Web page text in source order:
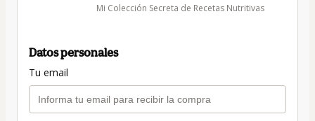
Mi Colección Secreta de Recetas Nutritivas
Datos personales
Tu email